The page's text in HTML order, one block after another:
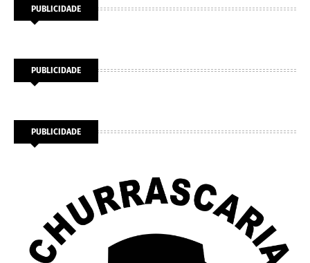
PUBLICIDADE
PUBLICIDADE
PUBLICIDADE